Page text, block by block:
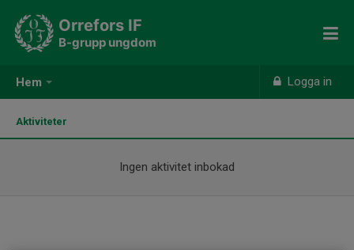
Hem Logga in
Orrefors IF
B-grupp ungdom
Aktiviteter
Ingen aktivitet inbokad